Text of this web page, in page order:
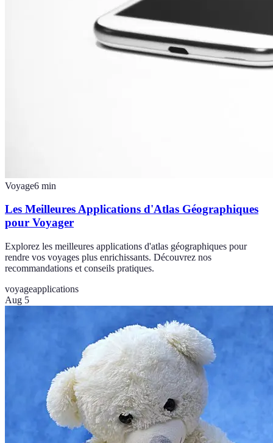
Voyage6 min
Les Meilleures Applications d'Atlas Géographiques
pour Voyager
Explorez les meilleures applications d'atlas géographiques pour
rendre vos voyages plus enrichissants. Découvrez nos
recommandations et conseils pratiques.
voyageapplications
Aug 5